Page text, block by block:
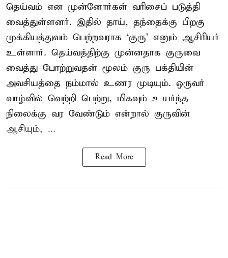
தெய்வம் என முன்னோர்கள் வரிசைப் படுத்தி
வைத்துள்ளனர். இதில் தாய், தந்தைக்கு பிறகு
முக்கியத்துவம் பெற்றவராக ‘குரு’ எனும் ஆசிரியர்
உள்ளார். தெய்வத்திற்கு முன்னதாக குருவை
வைத்து போற்றுவதன் மூலம் குரு பக்தியின்
அவசியத்தை நம்மால் உணர முடியும். ஒருவர்
வாழ்வில் வெற்றி பெற்று, மிகவும் உயர்ந்த
நிலைக்கு வர வேண்டும் என்றால் குருவின்
ஆசியும், ...
Read More